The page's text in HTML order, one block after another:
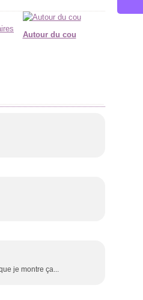
Autour du cou
je montre ça...